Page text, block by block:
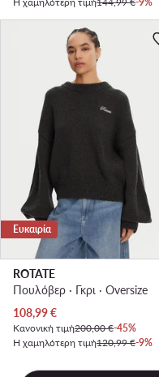
Ευκαιρία
ROTATE
Πουλόβερ · Γκρι · Oversize
Τρέχουσα τιμή
108,99€
Κανονική τιμή200,00 €-45%
Η χαμηλότερη τιμή120,99 €-9%